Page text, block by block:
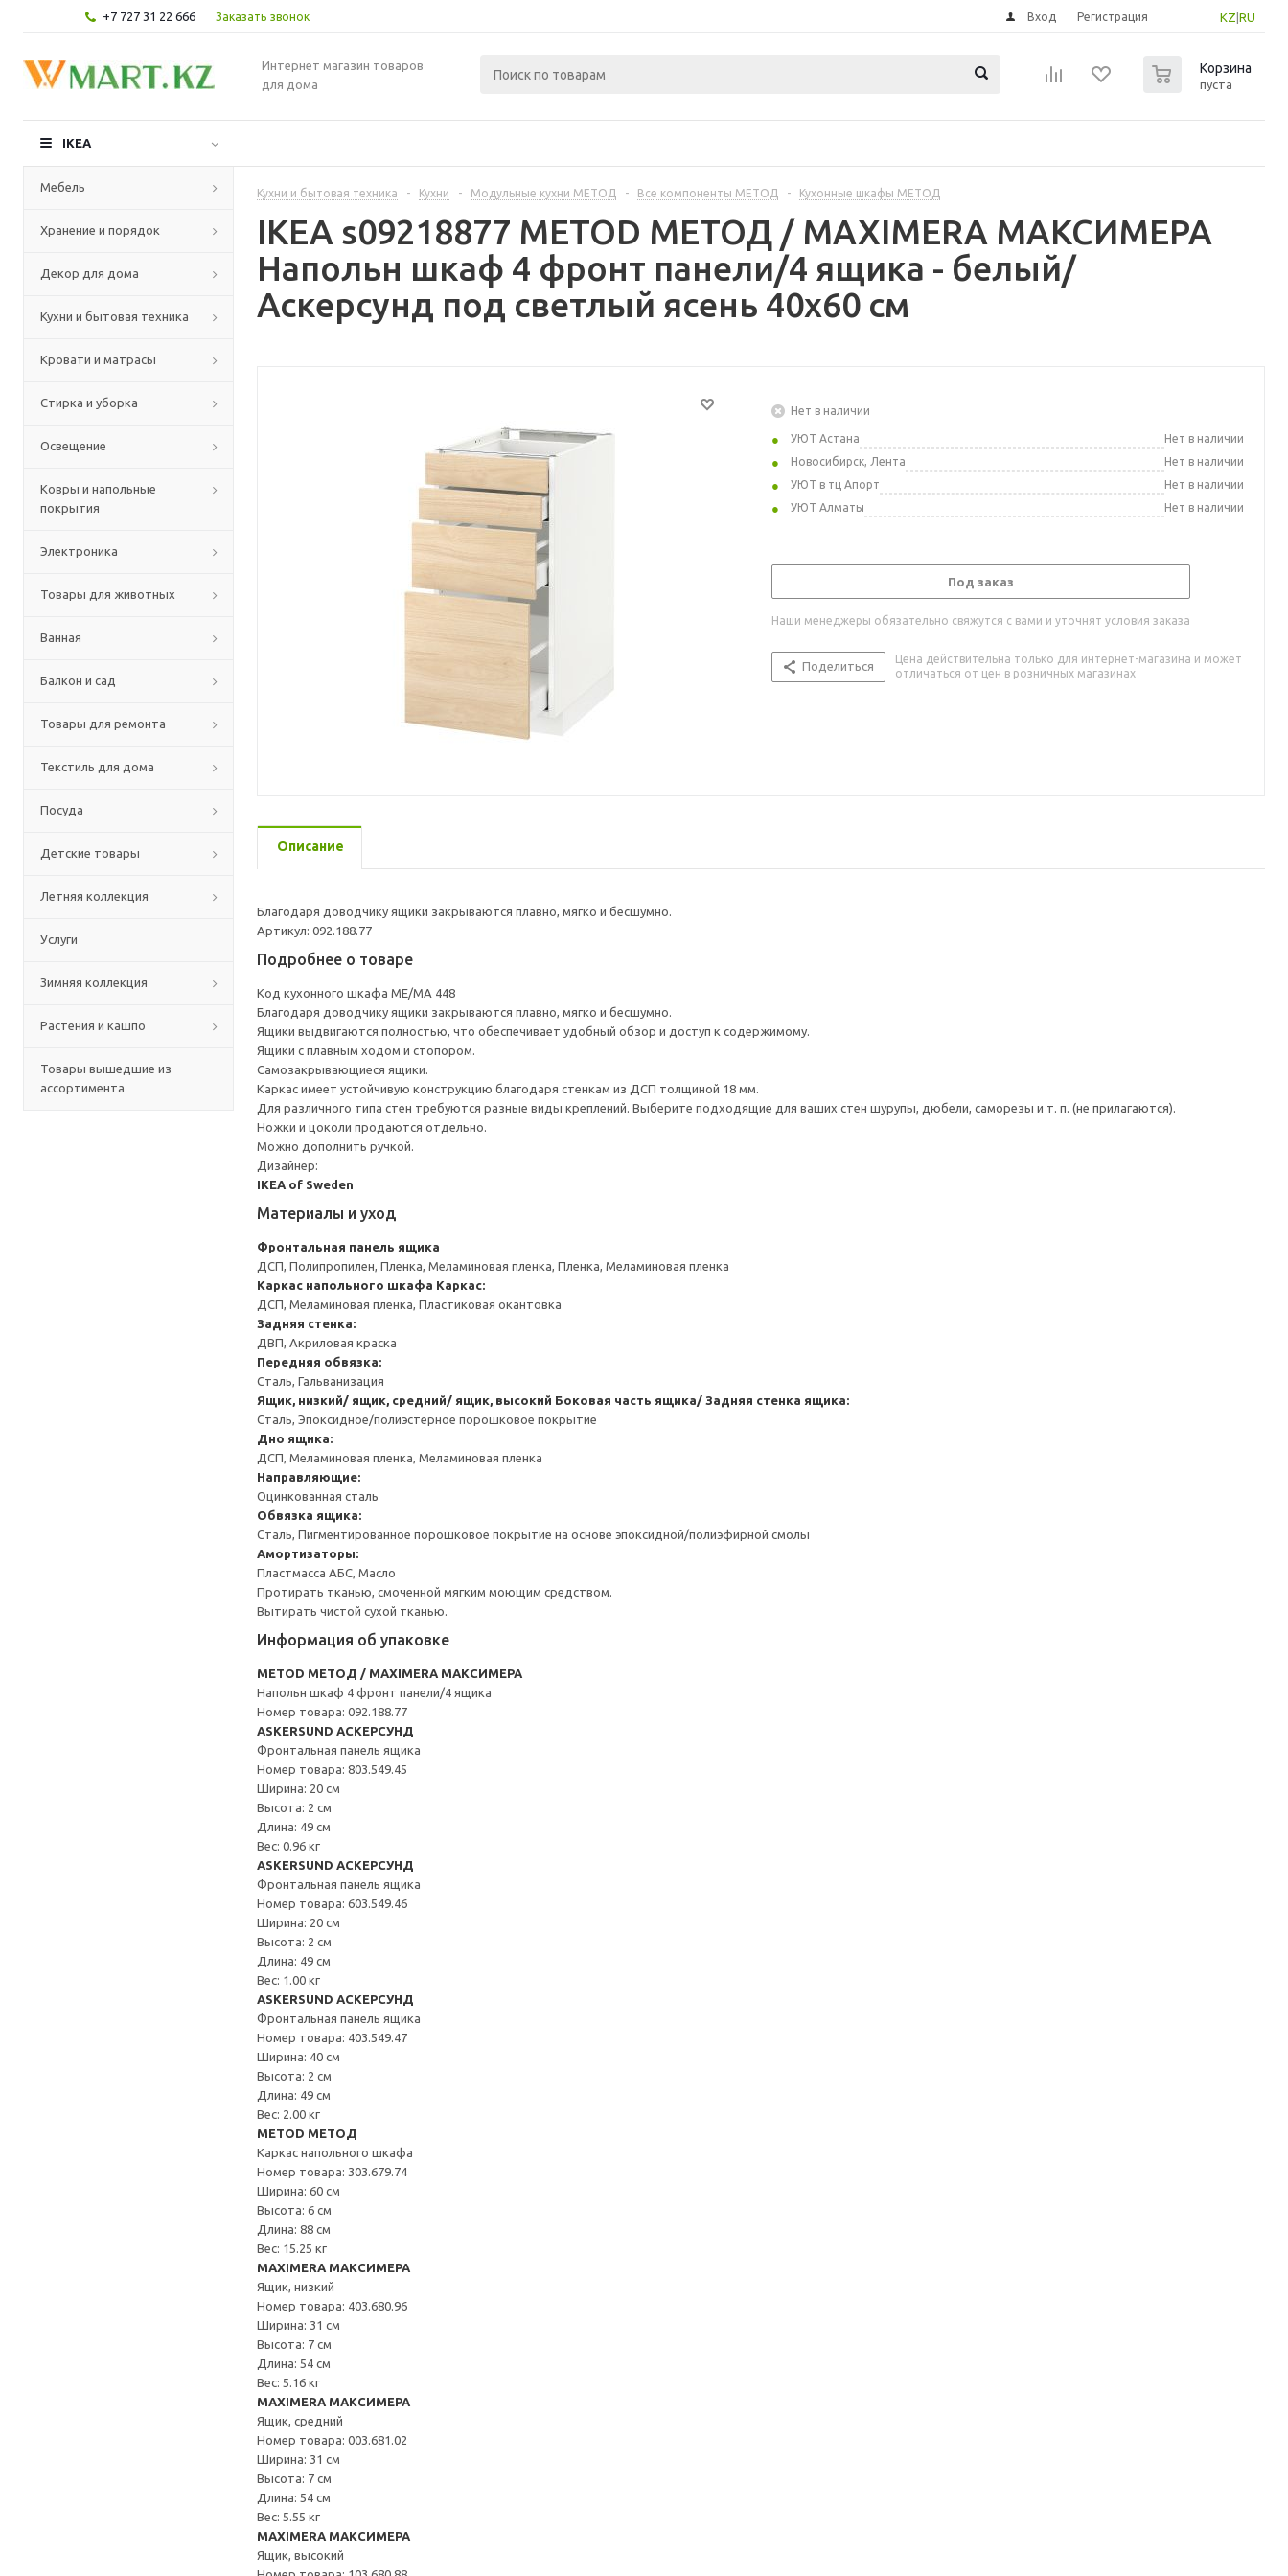
+7 727 31 22 666 Заказать звонок KZ RU
Вход Регистрация
Интернет магазин товаров
для дома
Корзина
пуста
IKEA
Мебель
Хранение и порядок
Декор для дома
Кухни и бытовая техника
Кровати и матрасы
Стирка и уборка
Освещение
Ковры и напольные
покрытия
Электроника
Товары для животных
Ванная
Балкон и сад
Товары для ремонта
Текстиль для дома
Посуда
Детские товары
Летняя коллекция
Услуги
Зимняя коллекция
Растения и кашпо
Товары вышедшие из
ассортимента
Кухни и бытовая техника - Кухни - Модульные кухни МЕТОД - Все компоненты МЕТОД - Кухонные шкафы МЕТОД
IKEA s09218877 METOD МЕТОД / MAXIMERA МАКСИМЕРА
Напольн шкаф 4 фронт панели/4 ящика - белый/
Аскерсунд под светлый ясень 40x60 см
Нет в наличии
УЮТ Астана
Нет в наличии
Новосибирск, Лента
Нет в наличии
УЮТ в тц Апорт
Нет в наличии
УЮТ Алматы
Нет в наличии
Под заказ
Наши менеджеры обязательно свяжутся с вами и уточнят условия заказа
Поделиться
Цена действительна только для интернет-магазина и может
отличаться от цен в розничных магазинах
Описание
Благодаря доводчику ящики закрываются плавно, мягко и бесшумно.
Артикул: 092.188.77
Подробнее о товаре
Код кухонного шкафа ME/MA 448
Благодаря доводчику ящики закрываются плавно, мягко и бесшумно.
Ящики выдвигаются полностью, что обеспечивает удобный обзор и доступ к содержимому.
Ящики с плавным ходом и стопором.
Самозакрывающиеся ящики.
Каркас имеет устойчивую конструкцию благодаря стенкам из ДСП толщиной 18 мм.
Для различного типа стен требуются разные виды креплений. Выберите подходящие для ваших стен шурупы, дюбели, саморезы и т. п. (не прилагаются).
Ножки и цоколи продаются отдельно.
Можно дополнить ручкой.
Дизайнер:
IKEA of Sweden
Материалы и уход
Фронтальная панель ящика
ДСП, Полипропилен, Пленка, Меламиновая пленка, Пленка, Меламиновая пленка
Каркас напольного шкафа Каркас:
ДСП, Меламиновая пленка, Пластиковая окантовка
Задняя стенка:
ДВП, Акриловая краска
Передняя обвязка:
Сталь, Гальванизация
Ящик, низкий/ ящик, средний/ ящик, высокий Боковая часть ящика/ Задняя стенка ящика:
Сталь, Эпоксидное/полиэстерное порошковое покрытие
Дно ящика:
ДСП, Меламиновая пленка, Меламиновая пленка
Направляющие:
Оцинкованная сталь
Обвязка ящика:
Сталь, Пигментированное порошковое покрытие на основе эпоксидной/полиэфирной смолы
Амортизаторы:
Пластмасса АБС, Масло
Протирать тканью, смоченной мягким моющим средством.
Вытирать чистой сухой тканью.
Информация об упаковке
METOD МЕТОД / MAXIMERA МАКСИМЕРА
Напольн шкаф 4 фронт панели/4 ящика
Номер товара: 092.188.77
ASKERSUND АСКЕРСУНД
Фронтальная панель ящика
Номер товара: 803.549.45
Ширина: 20 см
Высота: 2 см
Длина: 49 см
Вес: 0.96 кг
ASKERSUND АСКЕРСУНД
Фронтальная панель ящика
Номер товара: 603.549.46
Ширина: 20 см
Высота: 2 см
Длина: 49 см
Вес: 1.00 кг
ASKERSUND АСКЕРСУНД
Фронтальная панель ящика
Номер товара: 403.549.47
Ширина: 40 см
Высота: 2 см
Длина: 49 см
Вес: 2.00 кг
METOD МЕТОД
Каркас напольного шкафа
Номер товара: 303.679.74
Ширина: 60 см
Высота: 6 см
Длина: 88 см
Вес: 15.25 кг
MAXIMERA МАКСИМЕРА
Ящик, низкий
Номер товара: 403.680.96
Ширина: 31 см
Высота: 7 см
Длина: 54 см
Вес: 5.16 кг
MAXIMERA МАКСИМЕРА
Ящик, средний
Номер товара: 003.681.02
Ширина: 31 см
Высота: 7 см
Длина: 54 см
Вес: 5.55 кг
MAXIMERA МАКСИМЕРА
Ящик, высокий